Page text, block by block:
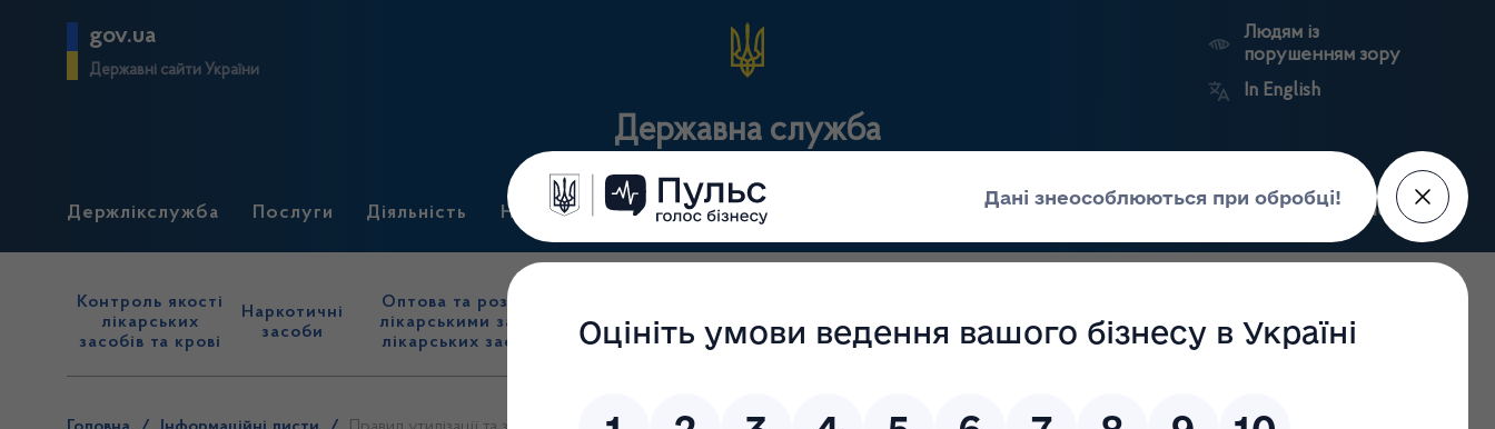
gov.ua
Державні сайти України
Державна служба
Людям із
порушенням зору
In English
Держлікслужба Послуги Діяльність Нормативні документи Для громадськості Прес-центр Пошук
Контроль якості
лікарських
засобів та крові
Наркотичні
засоби
Оптова та роздрібна торгівля
лікарськими засобами, імпорт
лікарських засобів (крім АФІ)
нагляд
(контроль)
засобів, крові та
сертифікація
нагляд
реєстри
портал
Держлікслужби